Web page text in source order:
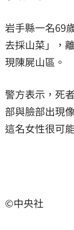
岩手縣一名69
去採山菜」，
現陳屍山區。
警方表示，死
部與臉部出現
這名女性很可
©中央社